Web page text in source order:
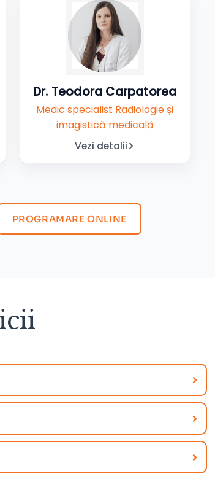
Dr. Teodora Carpatorea
Medic specialist Radiologie și
imagistică medicală
Vezi detalii
PROGRAMARE ONLINE